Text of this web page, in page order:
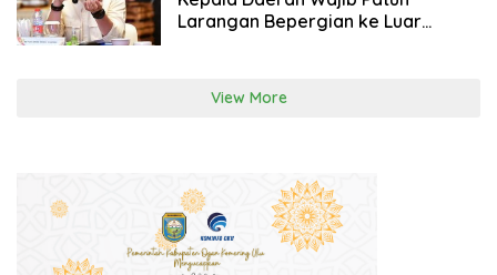
Larangan Bepergian ke Luar
View More